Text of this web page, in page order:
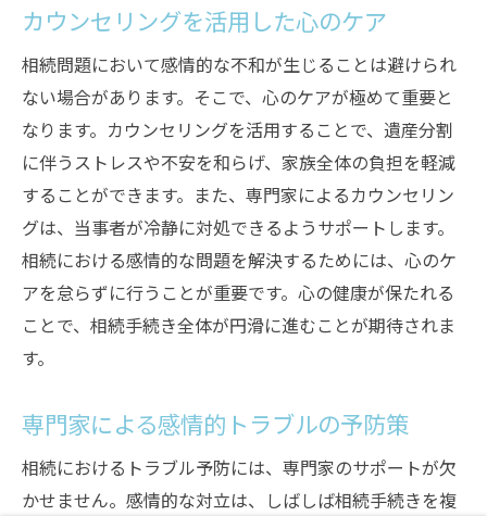
カウンセリングを活用した心のケア
相続問題において感情的な不和が生じることは避けられ
ない場合があります。そこで、心のケアが極めて重要と
なります。カウンセリングを活用することで、遺産分割
に伴うストレスや不安を和らげ、家族全体の負担を軽減
することができます。また、専門家によるカウンセリン
グは、当事者が冷静に対処できるようサポートします。
相続における感情的な問題を解決するためには、心のケ
アを怠らずに行うことが重要です。心の健康が保たれる
ことで、相続手続き全体が円滑に進むことが期待されま
す。
専門家による感情的トラブルの予防策
相続におけるトラブル予防には、専門家のサポートが欠
かせません。感情的な対立は、しばしば相続手続きを複